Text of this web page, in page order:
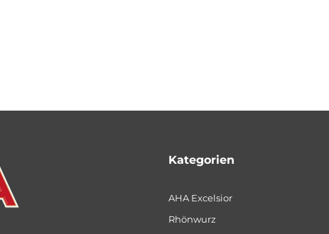
Kategorien
AHA Excelsior
Rhönwurz